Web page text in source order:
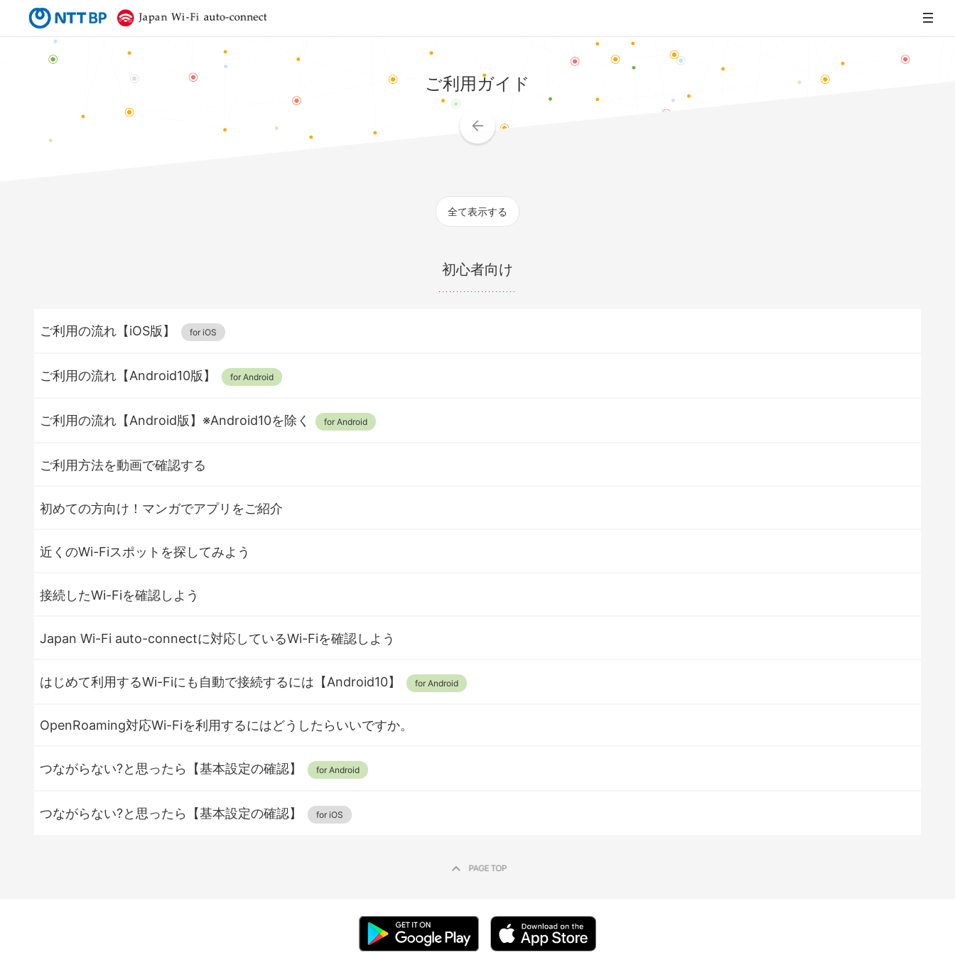
NTTBP
ご利用ガイド
全て表示する
初心者向け
ご利用の流れ【iOS版】
ご利用の流れ【Android10版】
ご利用の流れ【Android版】※Android10を除く
ご利用方法を動画で確認する
初めての方向け！マンガでアプリをご紹介
近くのWi-Fiスポットを探してみよう
接続したWi-Fiを確認しよう
Japan Wi-Fi auto-connectに対応しているWi-Fiを確認しよう
はじめて利用するWi-Fiにも自動で接続するには【Android10】
OpenRoaming対応Wi-Fiを利用するにはどうしたらいいですか。
つながらない?と思ったら【基本設定の確認】
つながらない?と思ったら【基本設定の確認】